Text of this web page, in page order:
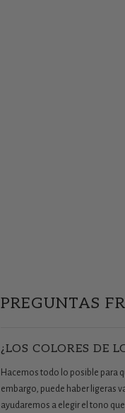
PREGUNTAS
¿LOS COLORES DE
Hacemos todo lo posible para
embargo, puede haber ligeras
ayudaremos a elegir el tono